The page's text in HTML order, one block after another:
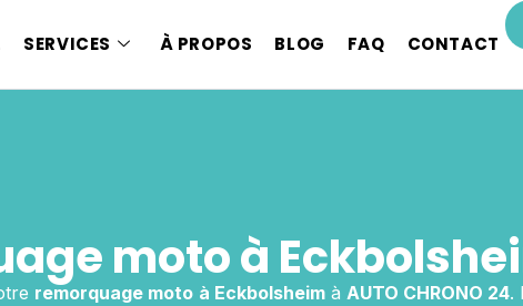
SERVICES À PROPOS BLOG FAQ CONTACT
moto à
remorquage moto à Eckbolsheim à AUTO CHRONO 24.